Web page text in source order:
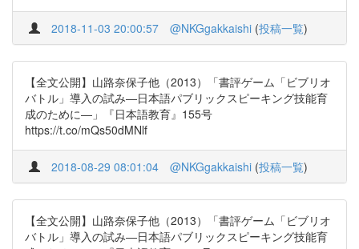
2018-11-03 20:00:57 @NKGgakkaishi (投稿一覧)
【全文公開】山路奈保子他（2013）「書評ゲーム「ビブリオ
バトル」導入の試み―日本語パブリックスピーキング技能育
成のために―」『日本語教育』155号
https://t.co/mQs50dMNlf
2018-08-29 08:01:04 @NKGgakkaishi (投稿一覧)
【全文公開】山路奈保子他（2013）「書評ゲーム「ビブリオ
バトル」導入の試み―日本語パブリックスピーキング技能育